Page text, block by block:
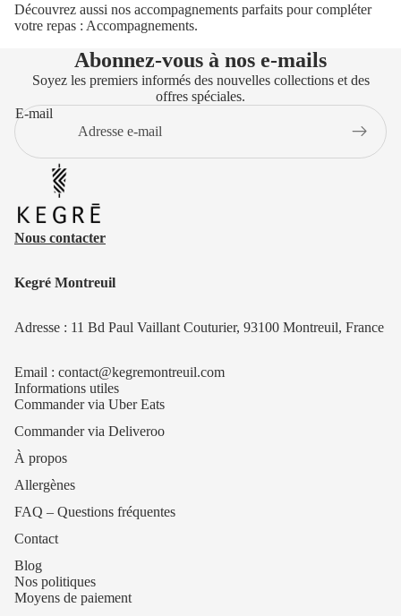
Découvrez aussi nos accompagnements parfaits pour compléter
votre repas : Accompagnements.
Abonnez-vous à nos e-mails
Soyez les premiers informés des nouvelles collections et des
offres spéciales.
E-mail
Nous contacter
Kegré Montreuil
Adresse : 11 Bd Paul Vaillant Couturier, 93100 Montreuil, France
Email : contact@kegremontreuil.com
Informations utiles
Commander via Uber Eats
Commander via Deliveroo
À propos
Allergènes
FAQ – Questions fréquentes
Contact
Blog
Nos politiques
Moyens de paiement